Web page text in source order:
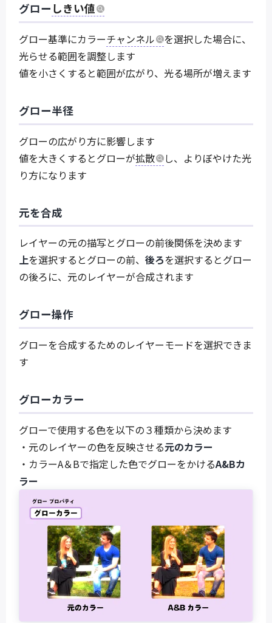
グロー しきい値
グロー基準にカラーチャンネル
を選択した場合に、
光らせる範囲を調整します
値を小さくすると範囲が広がり、光る場所が増えます
グロー半径
グローの広がり方に影響します
値を大きくするとグローが拡散
し、よりぼやけた光
り方になります
元を合成
レイヤーの元の描写とグローの前後関係を決めます
上を選択するとグローの前、後ろを選択するとグロー
の後ろに、元のレイヤーが合成されます
グロー操作
グローを合成するためのレイヤーモードを選択できま
す
グローカラー
グローで使用する色を以下の３種類から決めます
・元のレイヤーの色を反映させる元のカラー
・カラーA＆Bで指定した色でグローをかけるA&Bカ
ラー